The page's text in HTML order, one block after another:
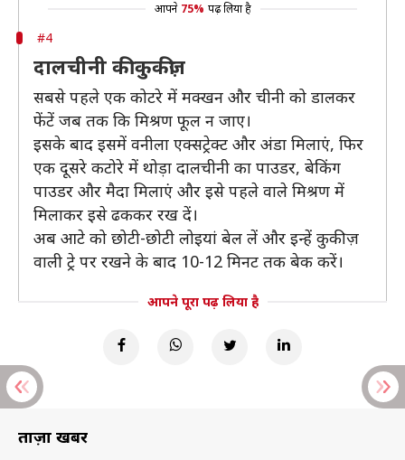
आपने 75% पढ़ लिया है
#4
दालचीनी की कुकीज़
सबसे पहले एक कोटरे में मक्खन और चीनी को डालकर
फेंटें जब तक कि मिश्रण फूल न जाए।
इसके बाद इसमें वनीला एक्सट्रेक्ट और अंडा मिलाएं, फिर
एक दूसरे कटोरे में थोड़ा दालचीनी का पाउडर, बेकिंग
पाउडर और मैदा मिलाएं और इसे पहले वाले मिश्रण में
मिलाकर इसे ढककर रख दें।
अब आटे को छोटी-छोटी लोइयां बेल लें और इन्हें कुकीज़
वाली ट्रे पर रखने के बाद 10-12 मिनट तक बेक करें।
आपने पूरा पढ़ लिया है
ताज़ा खबरें